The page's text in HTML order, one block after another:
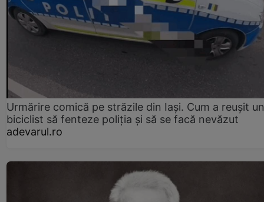
Urmărire comică pe străzile din Iași. Cum a reușit un
biciclist să fenteze poliția și să se facă nevăzut
adevarul.ro